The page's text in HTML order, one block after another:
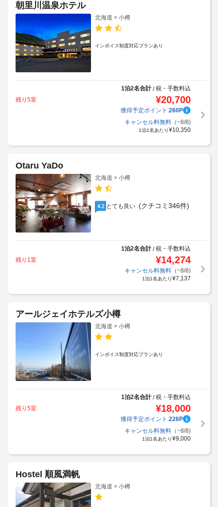
朝里川温泉ホテル
北海道 > 小樽
インボイス制度対応プランあり
1泊2名合計/税・手数料込
残り5室
¥20,700
獲得予定ポイント:260P
キャンセル料無料（~8/8)
1泊1名あたり¥10,350
Otaru YaDo
北海道 > 小樽
4.2 とても良い (クチコミ346件)
1泊2名合計/税・手数料込
残り1室
¥14,274
キャンセル料無料（~8/8)
1泊1名あたり¥7,137
アールジェイホテルズ小樽
北海道 > 小樽
インボイス制度対応プランあり
1泊2名合計/税・手数料込
残り5室
¥18,000
獲得予定ポイント:226P
キャンセル料無料（~8/8)
1泊1名あたり¥9,000
Hostel 順風満帆
北海道 > 小樽